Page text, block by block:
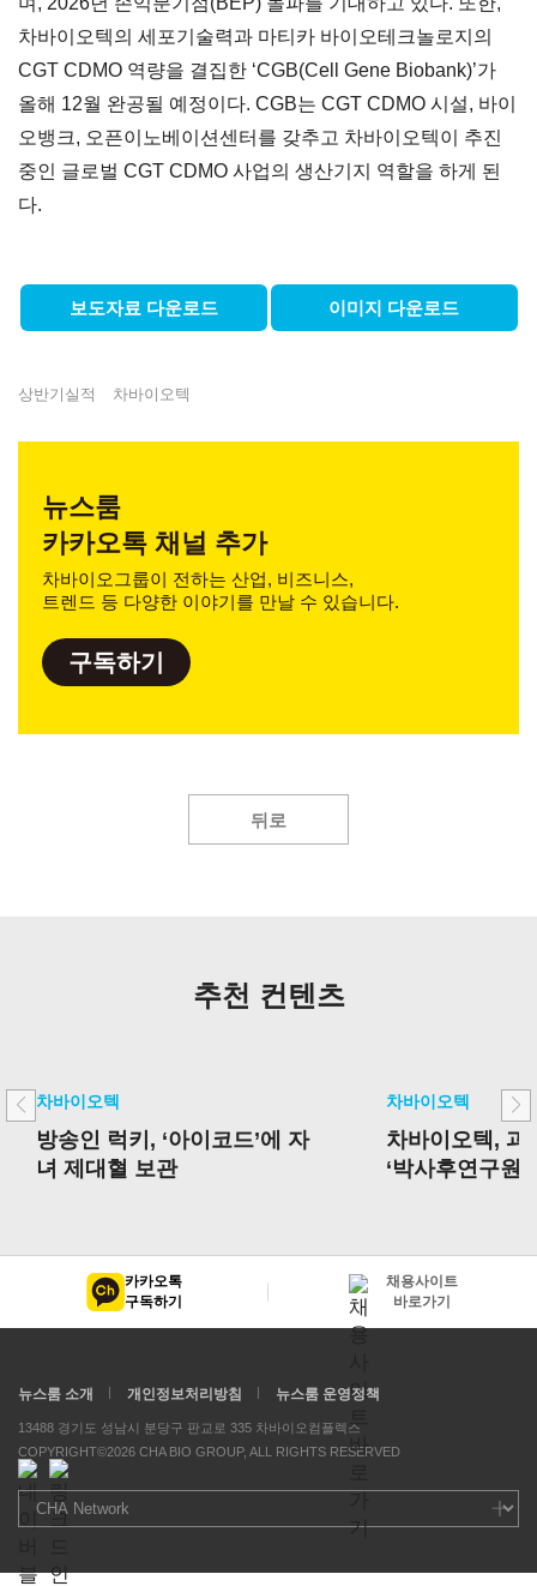
차바이오텍의 세포기술력과 마티카 바이오테크놀로지의
CGT CDMO 역량을 결집한 ‘CGB(Cell Gene Biobank)’가
올해 12월 완공될 예정이다. CGB는 CGT CDMO 시설, 바이
오뱅크, 오픈이노베이션센터를 갖추고 차바이오텍이 추진
중인 글로벌 CGT CDMO 사업의 생산기지 역할을 하게 된
다.
보도자료 다운로드 이미지 다운로드
상반기실적 차바이오텍
뉴스룸
카카오톡 채널 추가
차바이오그룹이 전하는 산업, 비즈니스,
트렌드 등 다양한 이야기를 만날 수 있습니다.
구독하기
뒤로
추천 컨텐츠
차바이오텍
방송인 럭키, ‘아이코드’에 자
녀 제대혈 보관
차바이오텍
차바이오텍,
‘박사후연구원
카카오톡
구독하기
채용사이트
바로가기
뉴스룸 소개 개인정보처리방침 뉴스룸 운영정책
13488 경기도 성남시 분당구 판교로 335 차바이오컴플렉스
COPYRIGHT©2026 CHA BIO GROUP, ALL RIGHTS RESERVED